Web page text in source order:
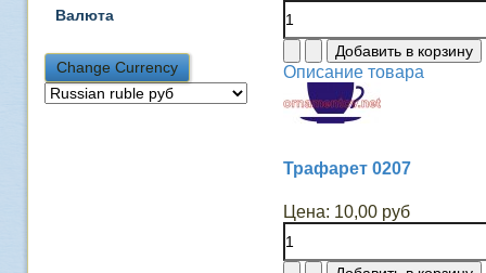
Валюта
Описание товара
Трафарет 0207
Цена: 10,00 руб